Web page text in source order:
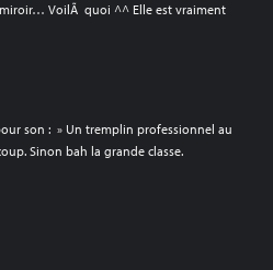
VoilÃ quoi ^^ Elle est vraiment
son : » Un tremplin professionnel au
Sinon bah la grande classe.